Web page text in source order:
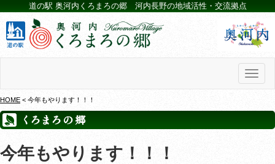
道の駅 奥河内くろまろの郷 河内長野の地域活性・交流拠点
HOME < 今年もやります！！！
今年もやります！！！